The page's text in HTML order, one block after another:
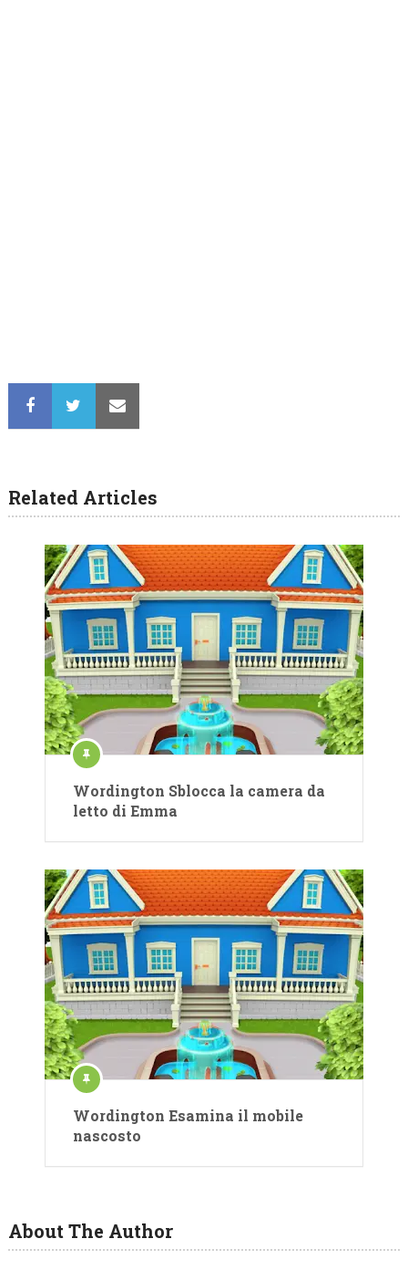
Related Articles
Wordington Sblocca la camera da
letto di Emma
Wordington Esamina il mobile
nascosto
About The Author